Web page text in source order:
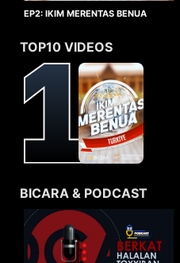
EP2: IKIM MERENTAS BENUA
TOP10 VIDEOS
BICARA & PODCAST